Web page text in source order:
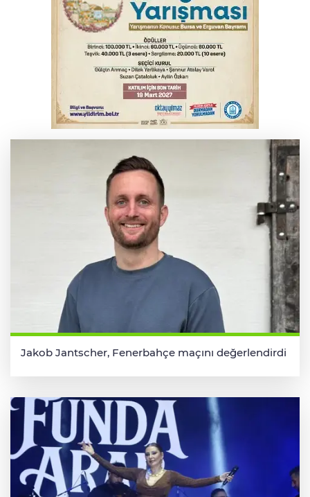
İş makinesinin camına kafasını çarpan
operatör yaralandı
Babasını ziyarete giderken kazada
hayatını kaybetti
İnegöl'de orman yangını; Havadan ve
karadan müdahale başlatıldı
Jakob Jantscher, Fenerbahçe maçını değerlendirdi